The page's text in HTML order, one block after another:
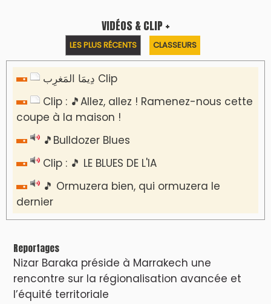
l’équité territoriale
​Lancement de la plateforme “Observatoire
des projets” du Ministère de l’Équipement et
AGENDA CULTUREL
Devenez la Star de la Soirée : Vibrez au
Le Summer Tour d'Humouraji s'installe à Rabat
Dunia Batma en Tournée à Tanger